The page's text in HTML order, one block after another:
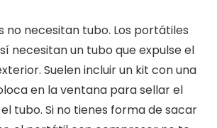
no necesitan tubo. Los portátiles
necesitan un tubo que expulse el
Suelen incluir un kit con una
en la ventana para sellar el
tubo. Si no tienes forma de sacar